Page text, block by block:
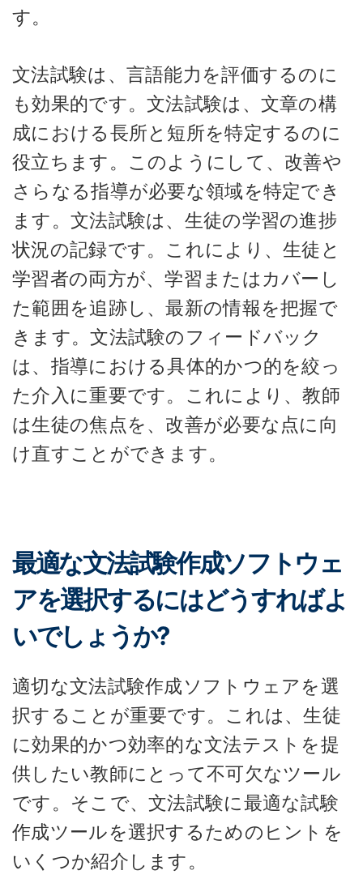
す。
文法試験は、言語能力を評価するのに
も効果的です。文法試験は、文章の構
成における長所と短所を特定するのに
役立ちます。このようにして、改善や
さらなる指導が必要な領域を特定でき
ます。文法試験は、生徒の学習の進捗
状況の記録です。これにより、生徒と
学習者の両方が、学習またはカバーし
た範囲を追跡し、最新の情報を把握で
きます。文法試験のフィードバック
は、指導における具体的かつ的を絞っ
た介入に重要です。これにより、教師
は生徒の焦点を、改善が必要な点に向
け直すことができます。
最適な文法試験作成ソフトウェ
アを選択するにはどうすればよ
いでしょうか?
適切な文法試験作成ソフトウェアを選
択することが重要です。これは、生徒
に効果的かつ効率的な文法テストを提
供したい教師にとって不可欠なツール
です。そこで、文法試験に最適な試験
作成ツールを選択するためのヒントを
いくつか紹介します。